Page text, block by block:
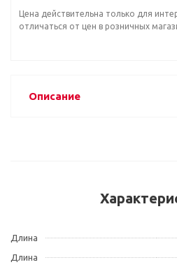
Цена действительна только для
отличаться от цен в розничных
Описание
Длина
Длина